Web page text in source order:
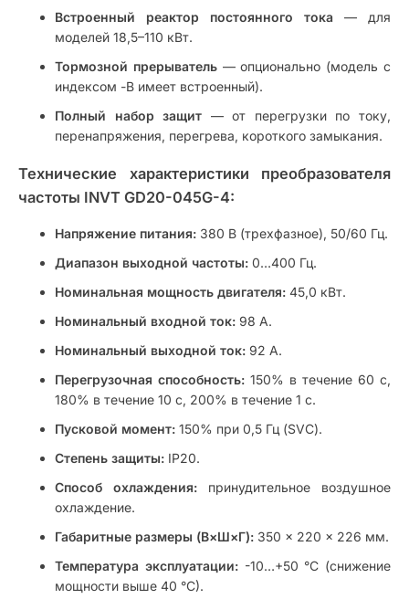
Встроенный реактор постоянного тока — для
моделей 18,5–110 кВт.
Тормозной прерыватель— опционально (модель с
индексом -B имеет встроенный).
Полный набор защит — от перегрузки по току,
перенапряжения, перегрева, короткого замыкания.
Технические характеристики преобразователя
частоты INVT GD20-045G-4:
Напряжение питания: 380 В (трехфазное), 50/60 Гц.
Диапазон выходной частоты: 0…400 Гц.
Номинальная мощность двигателя: 45,0 кВт.
Номинальный входной ток: 98 А.
Номинальный выходной ток: 92 А.
Перегрузочная способность: 150% в течение 60 с,
180% в течение 10 с, 200% в течение 1 с.
Пусковой момент: 150% при 0,5 Гц (SVC).
Степень защиты: IP20.
Способ охлаждения: принудительное воздушное
охлаждение.
Габаритные размеры (В×Ш×Г): 350 × 220 × 226 мм.
Температура эксплуатации:-10…+50 °C (снижение
мощности выше 40 °C).